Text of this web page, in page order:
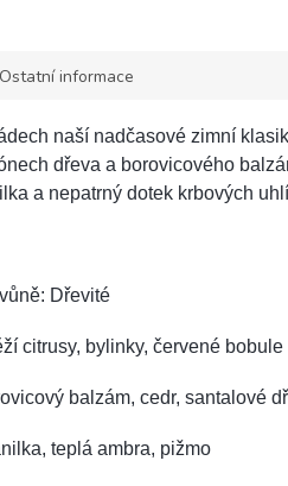
Ostatní informace
naší nadčasové zimní
dřeva a borovicového
a nepatrný dotek krbových
Dřevité
citrusy, bylinky, červené bobule
balzám, cedr, santalové
teplá ambra, pižmo